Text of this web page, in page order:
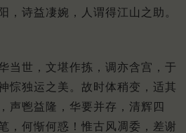
，诗益凄婉，人谓得江山之助。
当世，文堪作拣，调亦含宫，于
悰独运之美。故时体稍变，适其
声鬯益隆，华要并存，清辉四
，何惭何惑！惟古风凋委，差谢